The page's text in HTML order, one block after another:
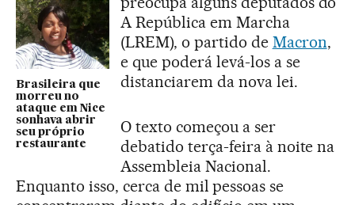
Brasileira que
morreu no
ataque em Nice
sonhava abrir
seu próprio
restaurante
A República em Marcha
(LREM), o partido de Macron,
e que poderá levá-los a se
distanciarem da nova lei.
O texto começou a ser
debatido terça-feira à noite na
Assembleia Nacional.
Enquanto isso, cerca de mil pessoas se